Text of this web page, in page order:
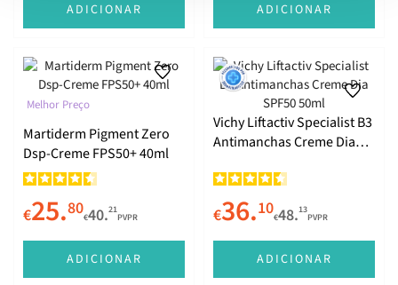
ADICIONAR ADICIONAR
Melhor Preço
Martiderm Pigment Zero
Dsp-Creme FPS50+ 40ml
€25.80€40.21
PVPR
ADICIONAR
Vichy Liftactiv Specialist B3
Antimanchas Creme Dia
€36.10€48.13
PVPR
ADICIONAR